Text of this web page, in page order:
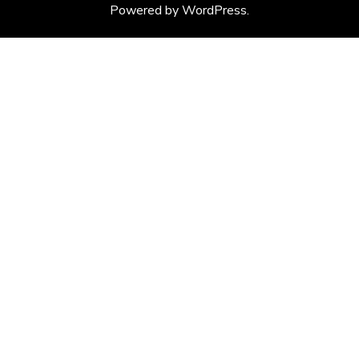
Powered byWordPress.